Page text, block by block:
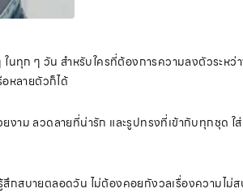
ในทุก ๆ วัน สำหรับใครที่ต้องการความลงตัวระห
หลายตัวก็ได้
ม ลวดลายที่น่ารัก และรูปทรงที่เข้ากับทุกชุด ใ
กสบายตลอดวัน ไม่ต้องคอยกังวลเรื่องความไม่